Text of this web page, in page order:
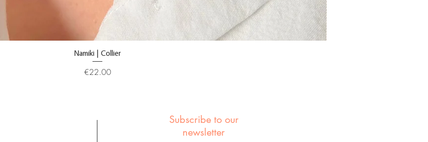
Namiki | Collier
Price
€22.00
Subscribe to our
newsletter